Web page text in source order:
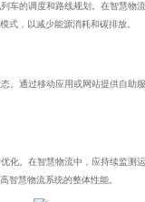
车的调度和路线规划。在智慧物
式，以减少能源消耗和碳排放。
。通过移动应用或网站提供自助
化。在智慧物流中，应持续监测
智慧物流系统的整体性能。